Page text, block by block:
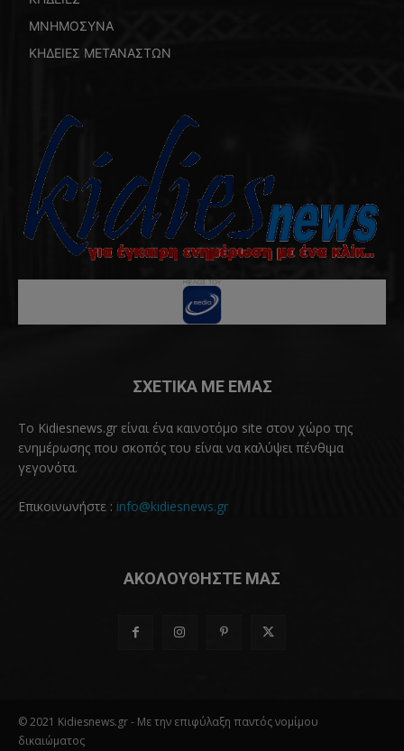
ΜΝΗΜΟΣΥΝΑ
ΚΗΔΕΙΕΣ ΜΕΤΑΝΑΣΤΩΝ
ΣΧΕΤΙΚΑ ΜΕ ΕΜΑΣ
Το Kidiesnews.gr είναι ένα καινοτόμο site στον χώρο της
ενημέρωσης που σκοπός του είναι να καλύψει πένθιμα
γεγονότα.
Επικοινωνήστε : info@kidiesnews.gr
ΑΚΟΛΟΥΘΗΣΤΕ ΜΑΣ
© 2021 Kidiesnews.gr - Με την επιφύλαξη παντός νομίμου
δικαιώματος